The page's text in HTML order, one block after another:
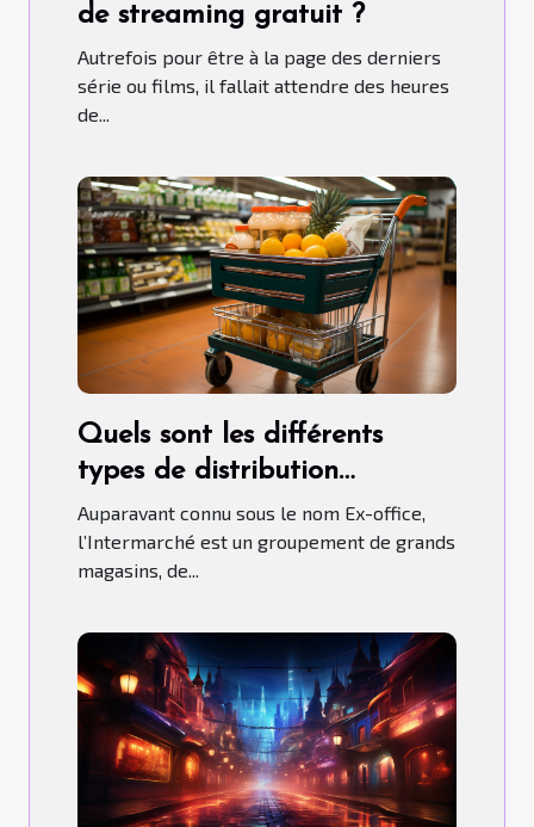
de streaming gratuit ?
Autrefois pour être à la page des derniers
série ou films, il fallait attendre des heures
de...
Quels sont les différents
types de distribution
qu’adopte l’Intermarché ?
Auparavant connu sous le nom Ex-office,
l’Intermarché est un groupement de grands
magasins, de...